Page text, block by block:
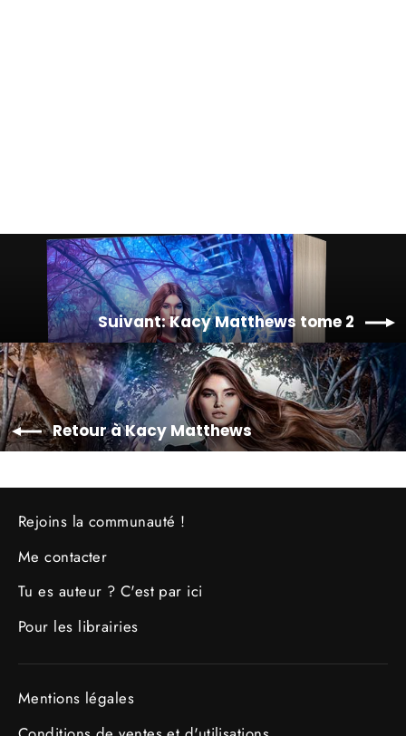
Suivant: Kacy Matthews tome 2
Retour à Kacy Matthews
Rejoins la communauté !
Me contacter
Tu es auteur ? C'est par ici
Pour les librairies
Mentions légales